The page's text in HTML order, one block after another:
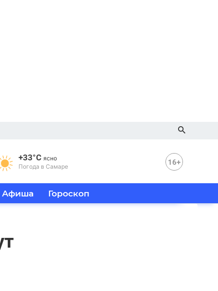
+33°C ясно
Погода в Самаре
16+
Афиша Гороскоп